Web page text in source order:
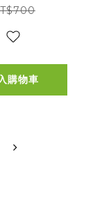
購物車